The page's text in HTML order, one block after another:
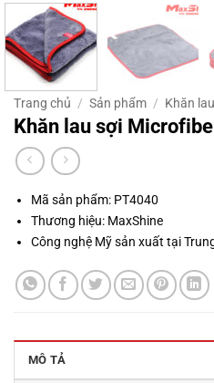
Trang chủ / Sản phẩm / Khăn
Khăn lau sợi
Mã sản phẩm: PT4040
Thương hiệu: MaxShine
Công nghệ Mỹ sản xuất tại
MÔ TẢ